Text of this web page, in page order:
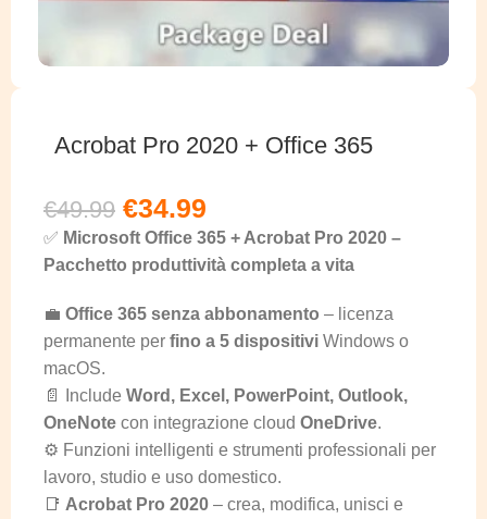
Acrobat Pro 2020 + Office 365
€49.99 €34.99
✅ Microsoft Office 365 + Acrobat Pro 2020 –
Pacchetto produttività completa a vita
💼 Office 365 senza abbonamento – licenza
permanente per fino a 5 dispositivi Windows o
macOS.
📄 Include Word, Excel, PowerPoint, Outlook,
OneNote con integrazione cloud OneDrive.
⚙️ Funzioni intelligenti e strumenti professionali per
lavoro, studio e uso domestico.
📑 Acrobat Pro 2020 – crea, modifica, unisci e